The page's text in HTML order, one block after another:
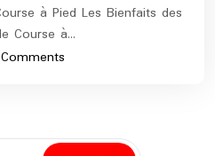
à Pied Les Bienfaits des
Course à…